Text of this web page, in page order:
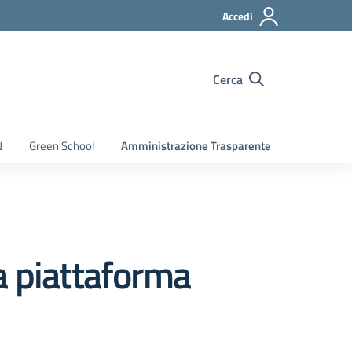
Accedi
Cerca
Green School Amministrazione Trasparente
piattaforma